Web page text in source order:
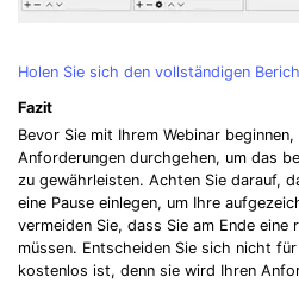
Holen Sie sich den vollständigen
Fazit
Bevor Sie mit Ihrem Webinar
Anforderungen durchgehen, um das
zu gewährleisten. Achten Sie darauf,
eine Pause einlegen, um Ihre
vermeiden Sie, dass Sie am Ende eine
müssen. Entscheiden Sie sich nicht
kostenlos ist, denn sie wird Ihren